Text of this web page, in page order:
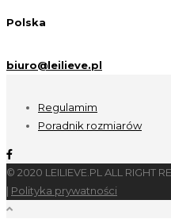
Polska
biuro@leilieve.pl
Regulamim
Poradnik rozmiarów
© 2020 LEILIEVE.PL ALL RIGHT
| Polityka prywatności